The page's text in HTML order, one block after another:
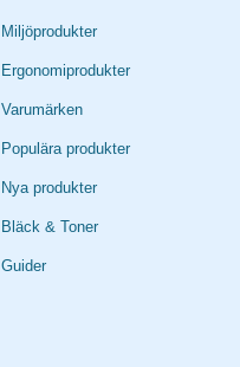
Miljöprodukter
Ergonomiprodukter
Varumärken
Populära produkter
Nya produkter
Bläck & Toner
Guider